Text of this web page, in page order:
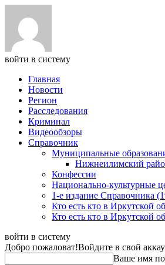
войти в систему
Главная
Новости
Регион
Расследования
Криминал
Видеообзоры
Справочник
Муниципальные
Нижнеилимский
Конфессии
Национально-культурные
1-е издание Справочника
Кто есть кто в Иркутской
Кто есть кто в Иркутской
войти в систему
Добро пожаловат!Войдите в свой
Ваше имя